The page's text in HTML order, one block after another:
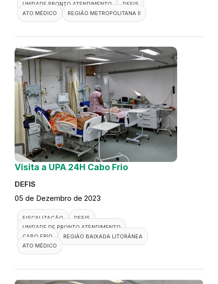
UNIDADE PRONTO ATENDIMENTO
DEFIS
ATO MÉDICO
REGIÃO METROPOLITANA II
Visita a UPA 24H Cabo Frio
DEFIS
05 de Dezembro de 2023
FISCALIZAÇÃO
DEFIS
UNIDADE DE PRONTO ATENDIMENTO
CABO FRIO
REGIÃO BAIXADA LITORÂNEA
ATO MÉDICO